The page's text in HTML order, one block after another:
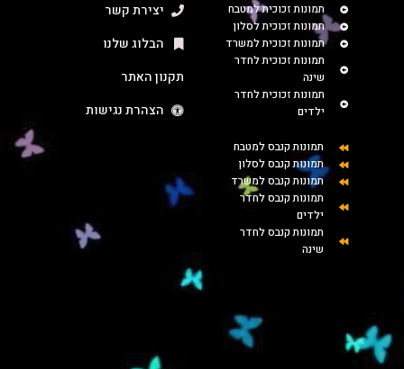
תמונות זכוכית למטבח
תמונות זכוכית לסלון
תמונות זכוכית למשרד
תמונות זכוכית לחדר
שינה
תמונות זכוכית לחדר
ילדים
תמונות קנבס למטבח
תמונות קנבס לסלון
תמונות קנבס למשרד
תמונות קנבס לחדר
ילדים
תמונות קנבס לחדר
שינה
יצירת קשר
הבלוג שלנו
תקנון האתר
הצהרת נגישות